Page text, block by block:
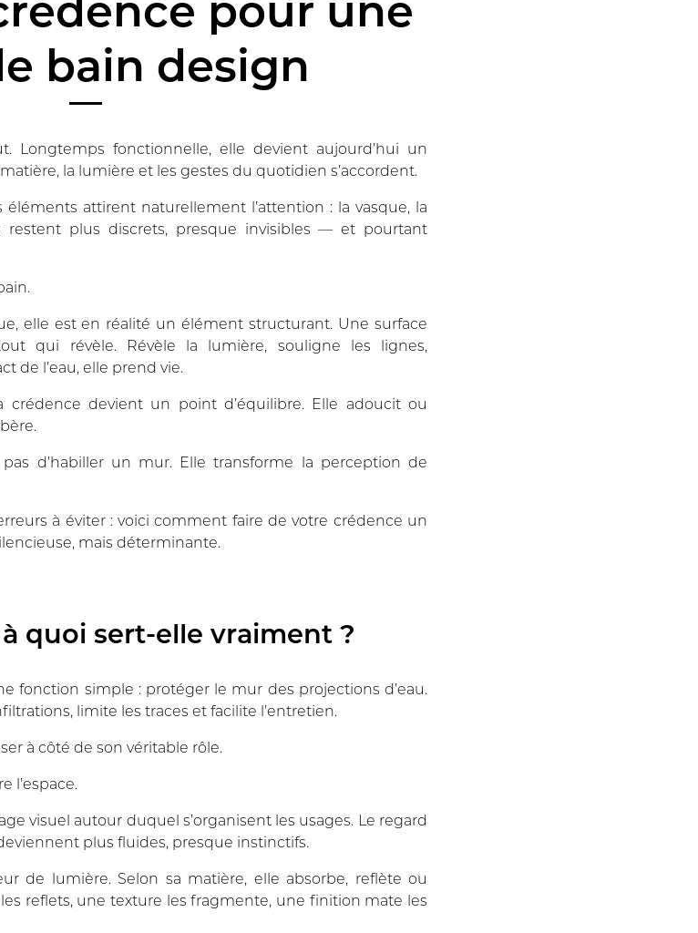
bain design
Longtemps fonctionnelle, elle devient aujourd’hui un
la lumière et les gestes du quotidien s’accordent.
attirent naturellement l’attention : la vasque, la
restent plus discrets, presque invisibles — et pourtant
.
elle est en réalité un élément structurant. Une surface
qui révèle. Révèle la lumière, souligne les lignes,
de l’eau, elle prend vie.
crédence devient un point d’équilibre. Elle adoucit ou
d’habiller un mur. Elle transforme la perception de
à éviter : voici comment faire de votre crédence un
mais déterminante.
quoi sert-elle vraiment ?
fonction simple : protéger le mur des projections d’eau.
limite les traces et facilite l’entretien.
à côté de son véritable rôle.
l’espace.
visuel autour duquel s’organisent les usages. Le regard
plus fluides, presque instinctifs.
de lumière. Selon sa matière, elle absorbe, reflète ou
reflets, une texture les fragmente, une finition mate les